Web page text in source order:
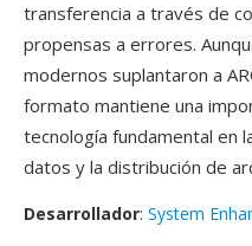
transferencia a través de
propensas a errores.
modernos suplantaron a
formato mantiene una
tecnología fundamental en
datos y la distribución de
Desarrollador: System